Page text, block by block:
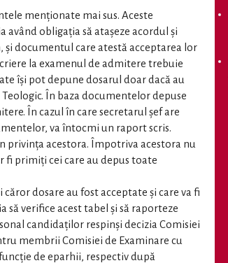
menționate mai sus. Aceste
obligația să atașeze acordul şi
documentul care atestă acceptarea lor
la examenul de admitere trebuie
îşi pot depune dosarul doar dacă au
În baza documentelor depuse
În cazul în care secretarul șef are
va întocmi un raport scris.
privința acestora. Împotriva acestora nu
fi primiți cei care au depus toate
dosare au fost acceptate şi care va fi
verifice acest tabel şi să raporteze
candidaţilor respinşi decizia Comisiei
membrii Comisiei de Examinare cu
de eparhii, respectiv după